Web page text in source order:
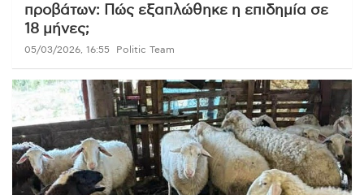
προβάτων: Πώς εξαπλώθηκε η επιδημία σε
18 μήνες;
05/03/2026, 16:55 Politic Team